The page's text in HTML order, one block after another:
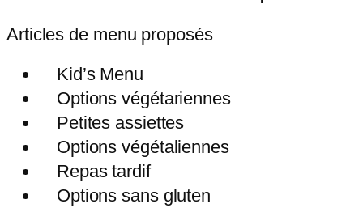
Articles de menu proposés
Kid’s Menu
Options végétariennes
Petites assiettes
Options végétaliennes
Repas tardif
Options sans gluten